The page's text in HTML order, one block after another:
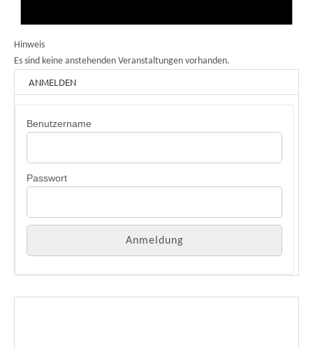
Hinweis
Es sind keine anstehenden Veranstaltungen vorhanden.
ANMELDEN
Benutzername
Passwort